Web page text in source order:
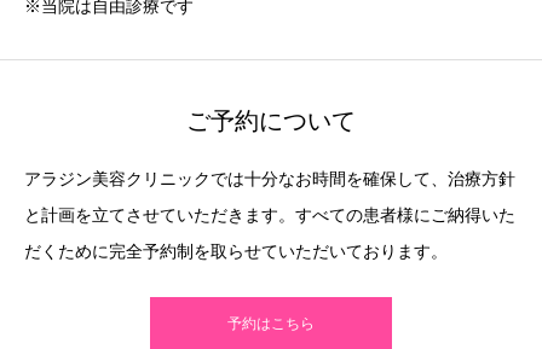
※当院は自由診療です
ご予約について
アラジン美容クリニックでは十分なお時間を確保して、治療方針
と計画を立てさせていただきます。すべての患者様にご納得いた
だくために完全予約制を取らせていただいております。
予約はこちら